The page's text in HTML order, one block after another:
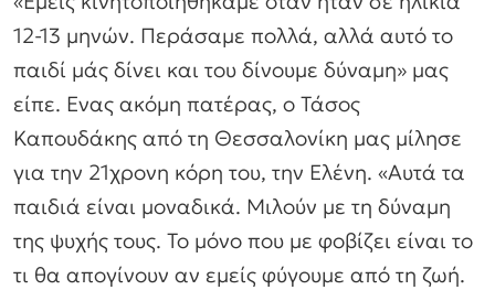
12-13 μηνών. Περάσαμε πολλά, αλλά αυτό το
παιδί μάς δίνει και του δίνουμε δύναμη» μας
είπε. Ενας ακόμη πατέρας, ο Τάσος
Καπουδάκης από τη Θεσσαλονίκη μας μίλησε
για την 21χρονη κόρη του, την Ελένη. «Αυτά τα
παιδιά είναι μοναδικά. Μιλούν με τη δύναμη
της ψυχής τους. Το μόνο που με φοβίζει είναι το
τι θα απογίνουν αν εμείς φύγουμε από τη ζωή.